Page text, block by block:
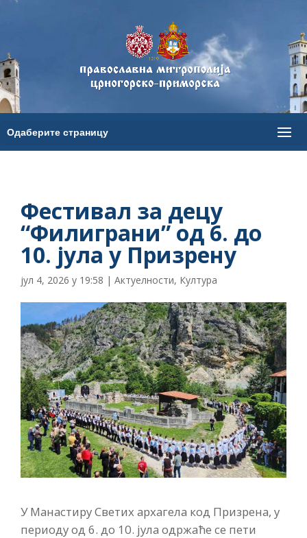
Фестивал за децу
“Филиграни” од 6. до
10. јула у Призрену
јул 4, 2026 у 19:58 | Актуелности, Култура
У Манастиру Светих архагела код Призрена, у
периоду од 6. до 10. јула одржаће се пети